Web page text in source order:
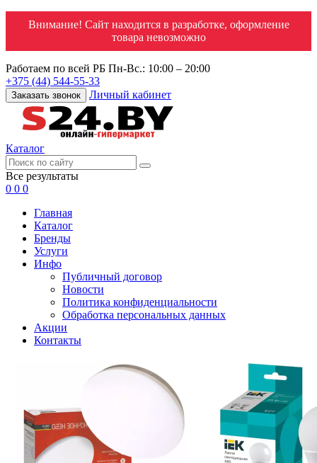
Внимание! Сайт находится в разработке, оформление
товара невозможно
Работаем по всей РБ Пн-Вс.: 10:00 – 20:00
+375 (44) 544-55-33
Заказать звонок Личный кабинет
Каталог
Все результаты
0 0 0
Главная
Каталог
Бренды
Услуги
Инфо
Публичный договор
Новости
Политика конфиденциальности
Обработка персональных данных
Акции
Контакты